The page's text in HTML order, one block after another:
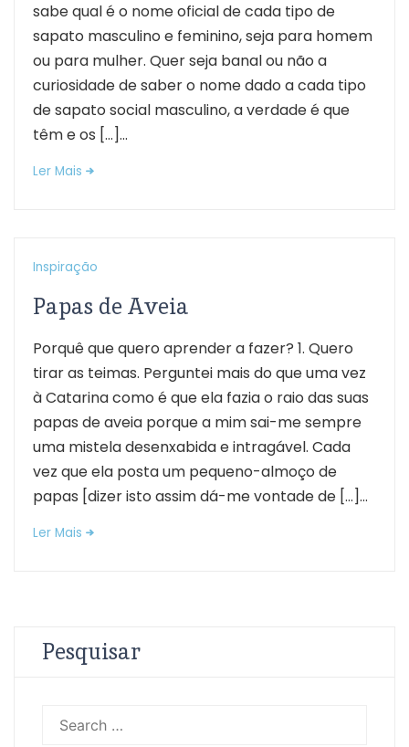
sabe qual é o nome oficial de cada tipo de
sapato masculino e feminino, seja para homem
ou para mulher. Quer seja banal ou não a
curiosidade de saber o nome dado a cada tipo
de sapato social masculino, a verdade é que
têm e os […]...
Ler Mais
Inspiração
Papas de Aveia
Porquê que quero aprender a fazer? 1. Quero
tirar as teimas. Perguntei mais do que uma vez
à Catarina como é que ela fazia o raio das suas
papas de aveia porque a mim sai-me sempre
uma mistela desenxabida e intragável. Cada
vez que ela posta um pequeno-almoço de
papas [dizer isto assim dá-me vontade de […]...
Ler Mais
Pesquisar
Search